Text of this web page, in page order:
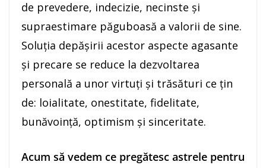
de prevedere, indecizie, necinste şi
supraestimare păguboasă a valorii de sine.
Soluţia depăşirii acestor aspecte agasante
şi precare se reduce la dezvoltarea
personală a unor virtuţi şi trăsături ce ţin
de: loialitate, onestitate, fidelitate,
bunăvoinţă, optimism şi sinceritate.
Acum să vedem ce pregătesc astrele pentru